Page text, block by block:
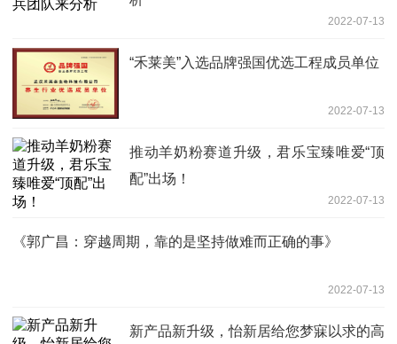
2022-07-13
“禾莱美”入选品牌强国优选工程成员单位
2022-07-13
推动羊奶粉赛道升级，君乐宝臻唯爱“顶
配”出场！
2022-07-13
《郭广昌：穿越周期，靠的是坚持做难而正确的事》
2022-07-13
新产品新升级，怡新居给您梦寐以求的高